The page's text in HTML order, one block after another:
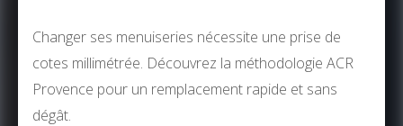
Changer ses menuiseries nécessite une prise de
cotes millimétrée. Découvrez la méthodologie ACR
Provence pour un remplacement rapide et sans
dégât.